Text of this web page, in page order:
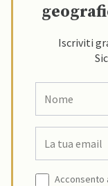
Iscriviti
Acconsento